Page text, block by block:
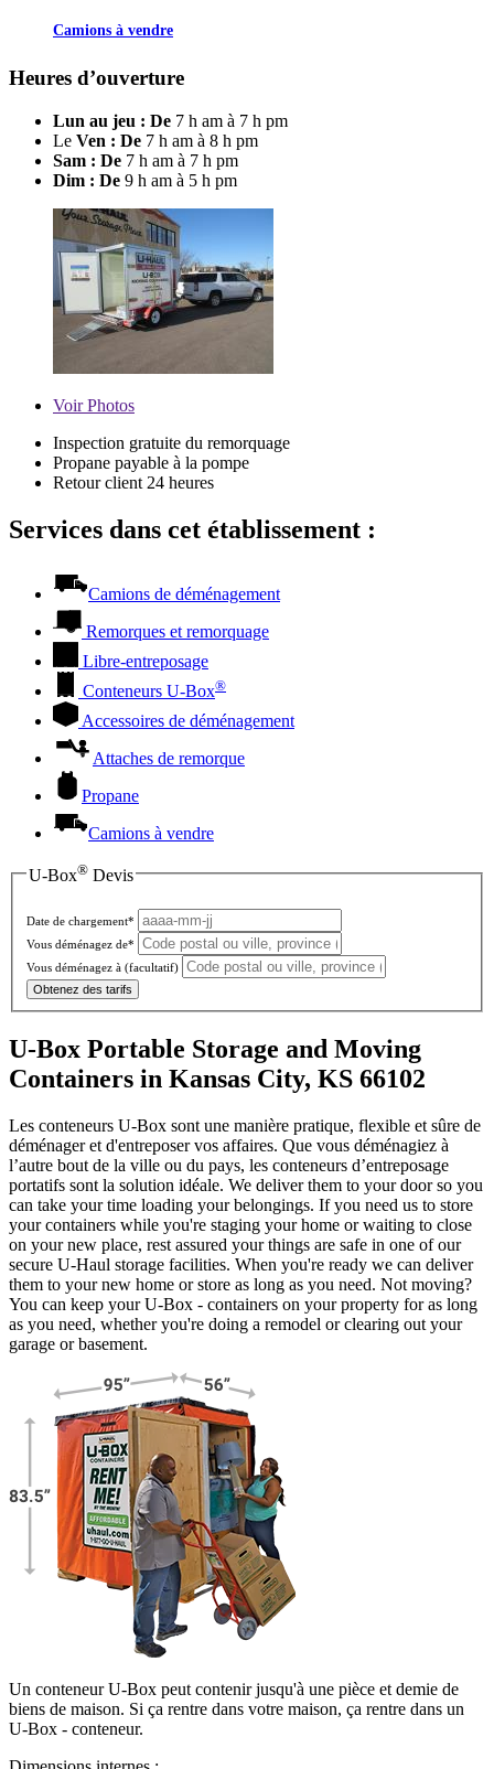
Camions à vendre
Heures d’ouverture
Lun au jeu : De 7 h am à 7 h pm
Le Ven : De 7 h am à 8 h pm
Sam : De 7 h am à 7 h pm
Dim : De 9 h am à 5 h pm
VoirPhotos
Inspection gratuite du remorquage
Propane payable à la pompe
Retour client 24 heures
Services dans cet établissement :
Camions de déménagement
Remorques et remorquage
Libre-entreposage
Conteneurs U-Box®
Accessoires de déménagement
Attaches de remorque
Propane
Camions à vendre
U-Box® Devis
Date de chargement*
Vous déménagez de*
Vous déménagez à (facultatif)
Obtenez des tarifs
U-Box Portable Storage and Moving
Containers in Kansas City, KS 66102
Les conteneurs U-Box sont une manière pratique, flexible et sûre de
déménager et d'entreposer vos affaires. Que vous déménagiez à
l’autre bout de la ville ou du pays, les conteneurs d’entreposage
portatifs sont la solution idéale. We deliver them to your door so you
can take your time loading your belongings. If you need us to store
your containers while you're staging your home or waiting to close
on your new place, rest assured your things are safe in one of our
secure U-Haul storage facilities. When you're ready we can deliver
them to your new home or store as long as you need. Not moving?
You can keep yourU-Box - containers on your property for as long
as you need, whether you're doing a remodel or clearing out your
garage or basement.
Un conteneur U-Box peut contenir jusqu'à une pièce et demie de
biens de maison. Si ça rentre dans votre maison, ça rentre dans un
U-Box - conteneur.